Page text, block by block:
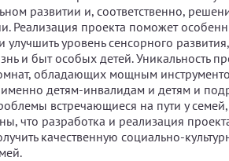
развитии и, соответственно,
Реализация проекта поможет
улучшить уровень сенсорного
и быт особых детей. Уникальность
обладающих мощным
детям-инвалидам и детям и
встречающиеся на пути у
что разработка и реализация
качественную социально-